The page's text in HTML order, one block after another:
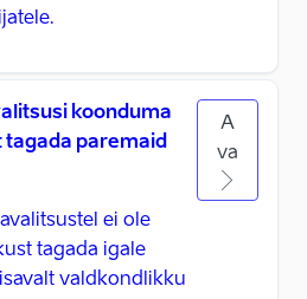
koonduma
tagada paremaid
ei ole
tagada igale
valdkondlikku
A
va